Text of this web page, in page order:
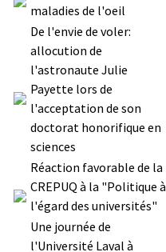
maladies de l'oeil
De l'envie de voler:
allocution de
l'astronaute Julie
Payette lors de
l'acceptation de son
doctorat honorifique en
sciences
Réaction favorable de la
CREPUQ à la "Politique à
l'égard des universités"
Une journée de
l'Université Laval à